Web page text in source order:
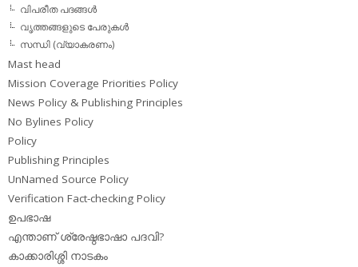
വിപരീത പദങ്ങള്‍
വൃത്തങ്ങളുടെ പേരുകള്‍
സന്ധി (വ്യാകരണം)
Mast head
Mission Coverage Priorities Policy
News Policy & Publishing Principles
No Bylines Policy
Policy
Publishing Principles
UnNamed Source Policy
Verification Fact-checking Policy
ഉപഭാഷ
എന്താണ് ശ്രേഷ്ഠഭാഷാ പദവി?
കാക്കാരിശ്ശി നാടകം